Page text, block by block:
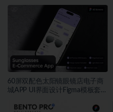
Figma模板套件
60屏双配色太阳镜眼镜店电子商
城APP UI界面设计Figma模板套件